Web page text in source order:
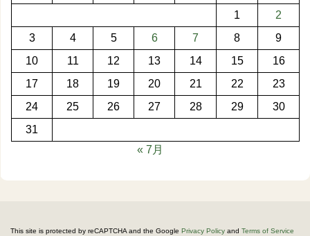
1
2
3
4 5 6 7 8
9
10
11 12 13 14 15
16
17
18 19 20 21 22
23
24
25 26 27 28 29
30
31
« 7月
This site is protected by reCAPTCHA and the Google Privacy Policy and Terms of Service